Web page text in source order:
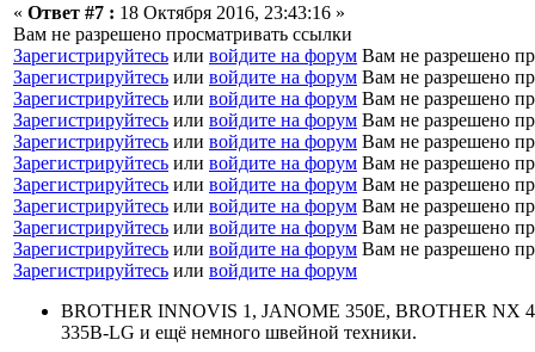
« Ответ #7 : 18 Октября 2016, 23:43:16 »
Вам не разрешено просматривать ссылки
Зарегистрируйтесь или войдите на форум Вам не разрешено
Зарегистрируйтесь или войдите на форум Вам не разрешено
Зарегистрируйтесь или войдите на форум Вам не разрешено
Зарегистрируйтесь или войдите на форум Вам не разрешено
Зарегистрируйтесь или войдите на форум Вам не разрешено
Зарегистрируйтесь или войдите на форум Вам не разрешено
Зарегистрируйтесь или войдите на форум Вам не разрешено
Зарегистрируйтесь или войдите на форум Вам не разрешено
Зарегистрируйтесь или войдите на форум Вам не разрешено
Зарегистрируйтесь или войдите на форум Вам не разрешено
Зарегистрируйтесь или войдите на форум
BROTHER INNOVIS 1, JANOME 350E, BROTHER NX
335B-LG и ещё немного швейной техники.